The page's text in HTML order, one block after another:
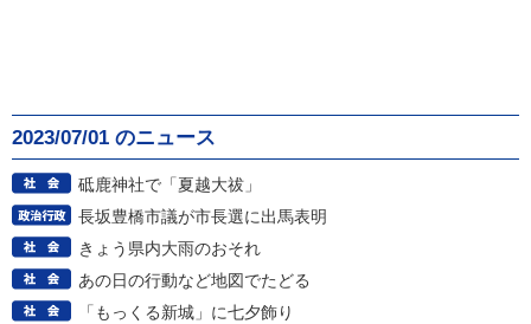
2023/07/01 のニュース
砥鹿神社で「夏越大祓」
長坂豊橋市議が市長選に出馬表明
きょう県内大雨のおそれ
あの日の行動など地図でたどる
「もっくる新城」に七夕飾り